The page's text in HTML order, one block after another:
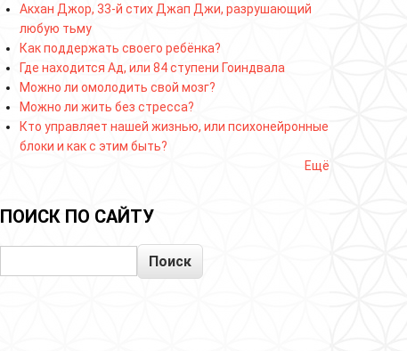
Акхан Джор, 33-й стих Джап Джи, разрушающий
любую тьму
Как поддержать своего ребёнка?
Где находится Ад, или 84 ступени Гоиндвала
Можно ли омолодить свой мозг?
Можно ли жить без стресса?
Кто управляет нашей жизнью, или психонейронные
блоки и как с этим быть?
Ещё
ПОИСК ПО САЙТУ